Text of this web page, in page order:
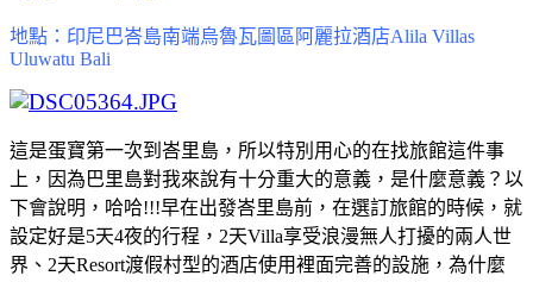
地點：印尼巴峇島南端烏魯瓦圖區阿麗拉酒店Alila Villas
Uluwatu Bali
這是蛋寶第一次到峇里島，所以特別用心的在找旅館這件事
上，因為巴里島對我來說有十分重大的意義，是什麼意義？以
下會說明，哈哈!!!早在出發峇里島前，在選訂旅館的時候，就
設定好是5天4夜的行程，2天Villa享受浪漫無人打擾的兩人世
界、2天Resort渡假村型的酒店使用裡面完善的設施，為什麼